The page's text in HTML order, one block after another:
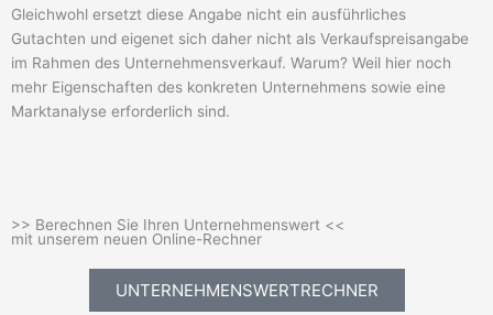
Gleichwohl ersetzt diese Angabe nicht ein ausführliches
Gutachten und eigenet sich daher nicht als Verkaufspreisangabe
im Rahmen des Unternehmensverkauf. Warum? Weil hier noch
mehr Eigenschaften des konkreten Unternehmens sowie eine
Marktanalyse erforderlich sind.
>> Berechnen Sie Ihren Unternehmenswert <<
mit unserem neuen Online-Rechner
UNTERNEHMENSWERTRECHNER